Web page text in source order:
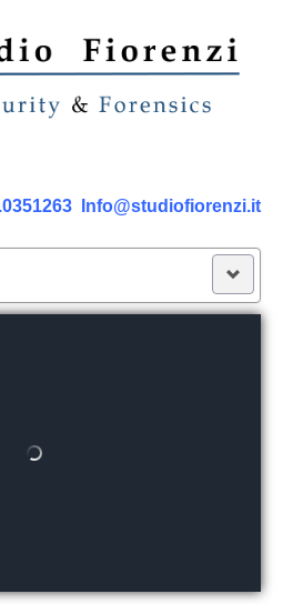
Info@studiofiorenzi.it
Tablet,Cell.